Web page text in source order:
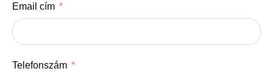
Email cím
Telefonszám